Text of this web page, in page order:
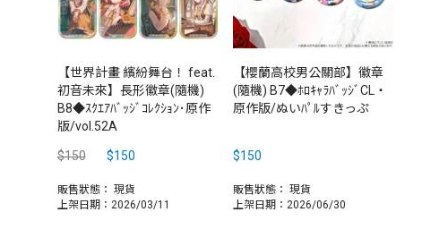
【世界計畫 繽紛舞台！ feat.
初音未來】長形徽章(隨機)
B8◆ｽｸｴｱﾊﾞｯｼﾞｺﾚｸｼｮﾝ･原作
版/vol.52A
$150 $150
販售狀態： 現貨
上架日期：2026/03/11
【櫻蘭高校男公關部】徽章
(隨機) B7◆ﾎﾛｷｬﾗﾊﾞｯｼﾞCL・
原作版/ぬいﾊﾟﾙすきっぷ
$150
販售狀態： 現貨
上架日期：2026/06/30